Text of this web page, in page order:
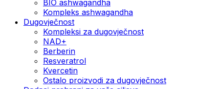
BIO ashwagandha
Kompleks ashwagandha
Dugovječnost
Kompleksi za dugovječnost
NAD+
Berberin
Resveratrol
Kvercetin
Ostalo proizvodi za dugovječnost